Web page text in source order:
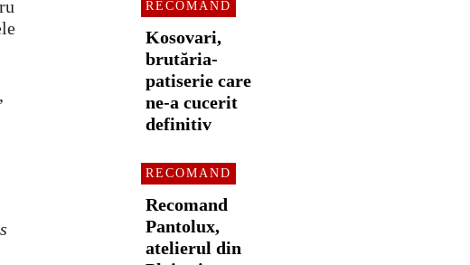
RECOMAND
Kosovari,
brutăria-
patiserie care
ne-a cucerit
definitiv
RECOMAND
Recomand
Pantolux,
atelierul din